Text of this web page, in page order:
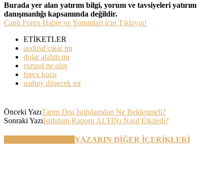
Burada yer alan yatırım bilgi, yorum ve tavsiyeleri yatırım
danışmanlığı kapsamında değildir.
Canlı Forex Haber ve Yorumları için Tıklayın!
ETİKETLER
audusd çıkar mı
dolar alalım mı
eurusd ne olur
forex koçu
usdjpy düşecek mi
Önceki YazıTarım Dışı İstihdamdan Ne Beklenmeli?
Sonraki Yazıİstihdam Raporu ALTINı Nasıl Etkiledi?
YAZARIN DİĞER İÇERİKLERİ